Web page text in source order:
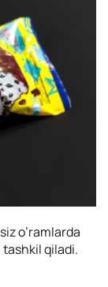
o’ramlarda
tashkil qiladi.